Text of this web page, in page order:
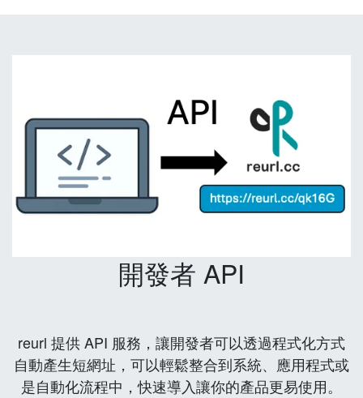
開發者 API
reurl 提供 API 服務，讓開發者可以透過程式化方式
自動產生短網址，可以輕鬆整合到系統、應用程式或
是自動化流程中，快速導入讓你的產品更易使用。